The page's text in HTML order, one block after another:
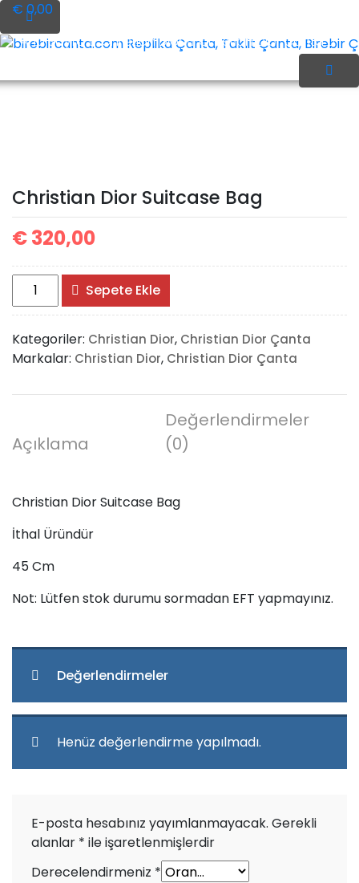
İçeriği
Geç
birebircanta.com Replika Çanta, Taklit Çanta, Birebir
€ 0,00
Ana Sayfa
Christian Dior Christian Dior Çanta
Bag
Christian Dior Suitcase Bag
€320,00
Christian
Dior
Suitcase
Bag
adet
Sepete Ekle
Kategoriler: Christian Dior, Christian Dior Çanta
Markalar: Christian Dior, Christian Dior Çanta
Açıklama
Değerlendirmeler
(0)
Christian Dior Suitcase Bag
İthal Üründür
45 Cm
Not: Lütfen stok durumu sormadan EFT yapmayınız.
Değerlendirmeler
Henüz değerlendirme yapılmadı.
E-posta hesabınız yayımlanmayacak. Gerekli
alanlar * ile işaretlenmişlerdir
Derecelendirmeniz *